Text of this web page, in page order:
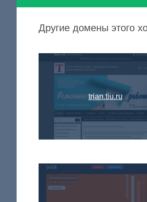
Другие домены этого
trian.tiu.ru